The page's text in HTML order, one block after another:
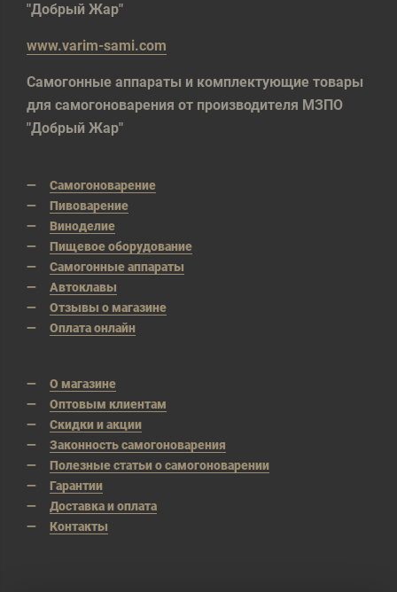
"Добрый Жар"
www.varim-sami.com
Самогонные аппараты и комплектующие товары
для самогоноварения от производителя МЗПО
"Добрый Жар"
Самогоноварение
Пивоварение
Виноделие
Пищевое оборудование
Самогонные аппараты
Автоклавы
Отзывы о магазине
Оплата онлайн
О магазине
Оптовым клиентам
Скидки и акции
Законность самогоноварения
Полезные статьи о самогоноварении
Гарантии
Доставка и оплата
Контакты